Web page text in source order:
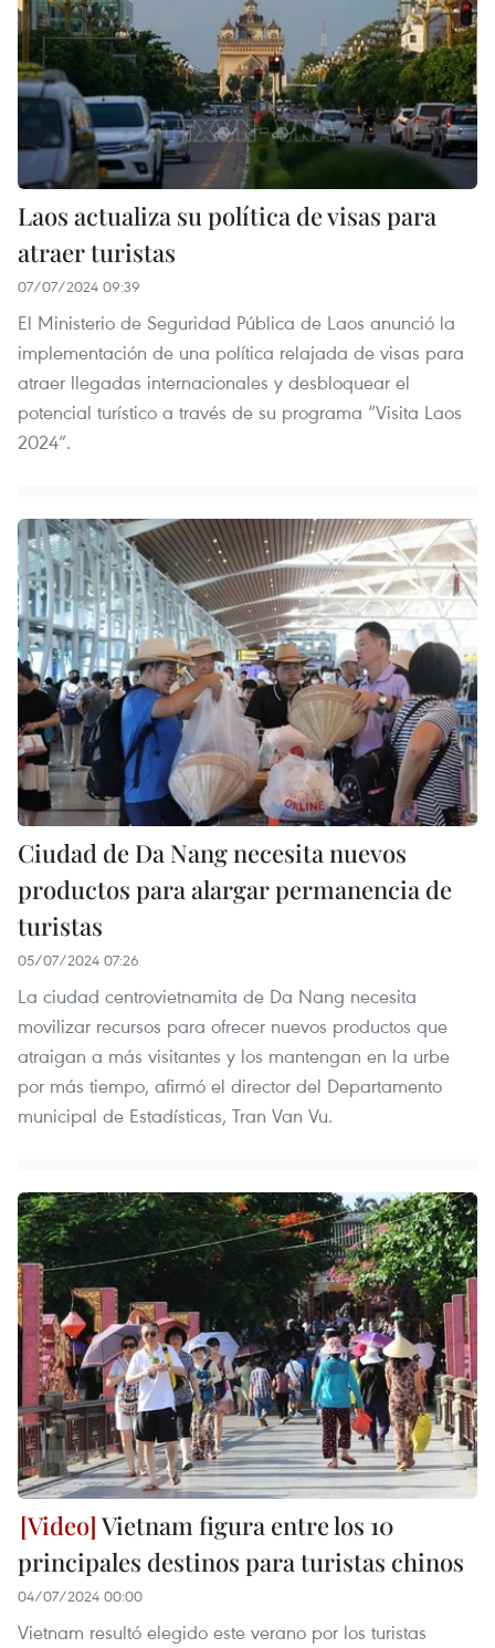
Laos actualiza su política de visas para
atraer turistas
07/07/2024 09:39
El Ministerio de Seguridad Pública de Laos anunció la
implementación de una política relajada de visas para
atraer llegadas internacionales y desbloquear el
potencial turístico a través de su programa “Visita Laos
2024”.
Ciudad de Da Nang necesita nuevos
productos para alargar permanencia de
turistas
05/07/2024 07:26
La ciudad centrovietnamita de Da Nang necesita
movilizar recursos para ofrecer nuevos productos que
atraigan a más visitantes y los mantengan en la urbe
por más tiempo, afirmó el director del Departamento
municipal de Estadísticas, Tran Van Vu.
Vietnam figura entre los 10
principales destinos para turistas chinos
04/07/2024 00:00
Vietnam resultó elegido este verano por los turistas